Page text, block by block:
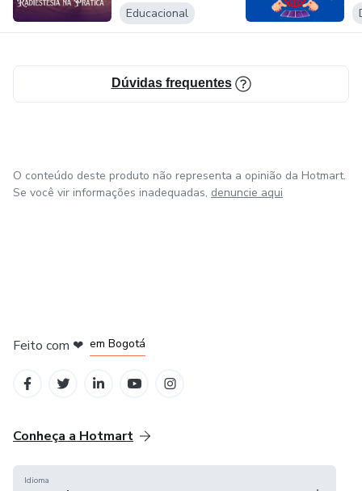
Educacional
Dúvidas frequentes
O conteúdo deste produto não representa a opinião da Hotmart.
Se você vir informações inadequadas, denuncie aqui
Feito com ❤ em Bogotá
Conheça a Hotmart
Idioma